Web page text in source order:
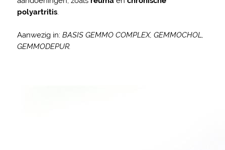
polyartritis.
Aanwezig in: BASIS GEMMO COMPLEX, GEMMOCHOL,
GEMMODEPUR.